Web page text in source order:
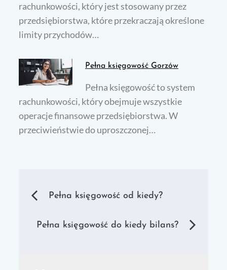
rachunkowości, który jest stosowany przez
przedsiębiorstwa, które przekraczają określone
limity przychodów…
Pełna księgowość Gorzów
Pełna księgowość to system
rachunkowości, który obejmuje wszystkie
operacje finansowe przedsiębiorstwa. W
przeciwieństwie do uproszczonej…
Nawigacja
wpisu
Pełna księgowość od kiedy?
Pełna księgowość do kiedy bilans?